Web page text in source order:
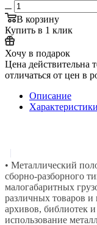
В корзину
Купить в 1 клик
Хочу в подарок
Цена действительна
отличаться от цен в
Описание
Характеристики
|
• Металлический
сборно-разборного
малогабаритных
различных товаров
архивов, библиотек
использование